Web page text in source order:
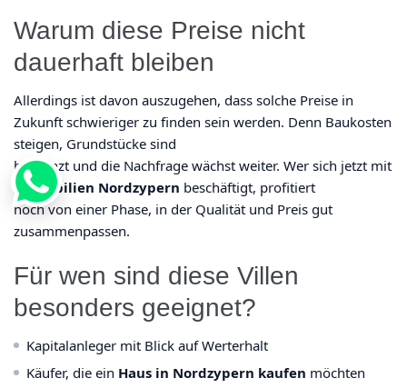
Warum diese Preise nicht
dauerhaft bleiben
Allerdings ist davon auszugehen, dass solche Preise in
Zukunft schwieriger zu finden sein werden. Denn Baukosten
steigen, Grundstücke sind
begrenzt und die Nachfrage wächst weiter. Wer sich jetzt mit
Immobilien Nordzypern beschäftigt, profitiert
noch von einer Phase, in der Qualität und Preis gut
zusammenpassen.
Für wen sind diese Villen
besonders geeignet?
Kapitalanleger mit Blick auf Werterhalt
Käufer, die ein Haus in Nordzypern kaufen möchten